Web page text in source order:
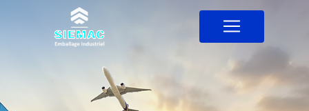
Panneau de gestion des cookies